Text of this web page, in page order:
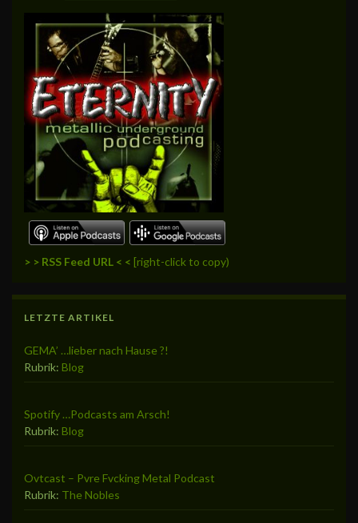
> > RSS Feed URL < < [right-click to copy)
LETZTE ARTIKEL
GEMA’ …lieber nach Hause ?!
Rubrik: Blog
Spotify …Podcasts am Arsch!
Rubrik: Blog
Ovtcast – Pvre Fvcking Metal Podcast
Rubrik: The Nobles